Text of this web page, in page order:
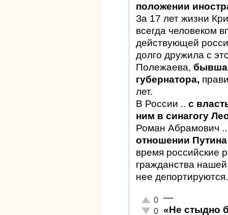
положении
За 17 лет жизни
всегда человеком
действующей
долго дружила с
Полежаева,
губернатора,
лет.
В России .. с
ним в синагогу
Роман Абрамович
отношении
время российские
гражданства
нее депортируются.
Отлично!
0
Неадекватно!
0
—
«Не стыдно